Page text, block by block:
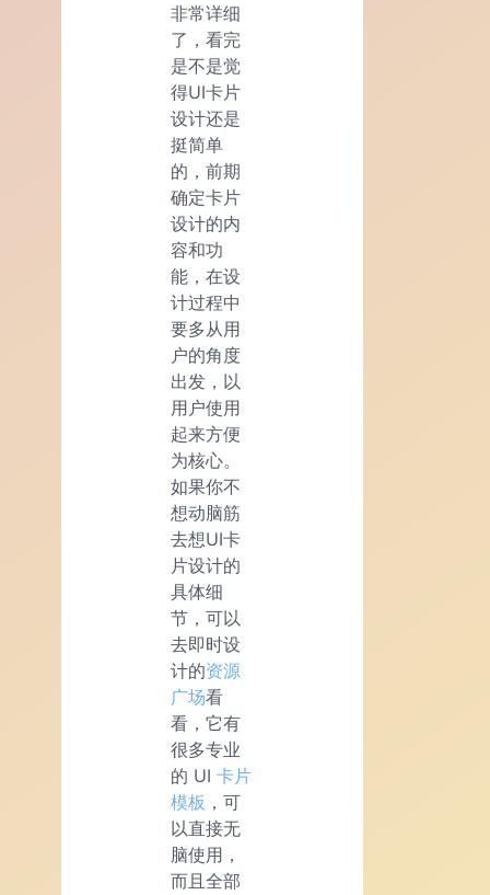
非常详细
了，看完
是不是觉
得UI卡片
设计还是
挺简单
的，前期
确定卡片
设计的内
容和功
能，在设
计过程中
要多从用
户的角度
出发，以
用户使用
起来方便
为核心。
如果你不
想动脑筋
去想UI卡
片设计的
具体细
节，可以
去即时设
计的资源
广场看
看，它有
很多专业
的 UI 卡片
模板 ，可
以直接无
脑使用，
而且全部